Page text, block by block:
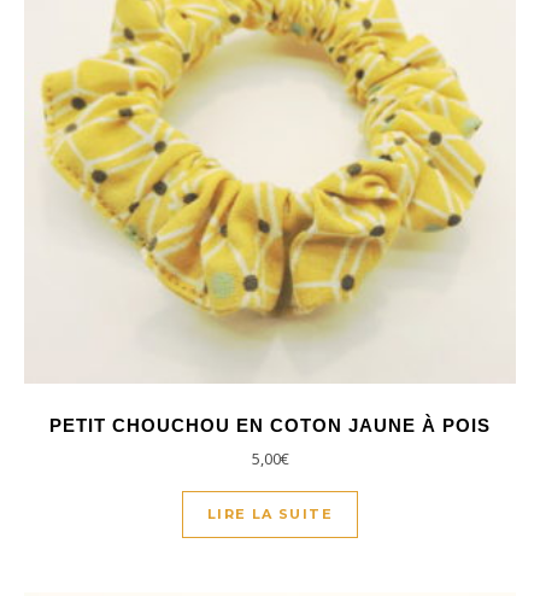
PETIT CHOUCHOU EN COTON JAUNE À POIS
5,00€
LIRE LA SUITE